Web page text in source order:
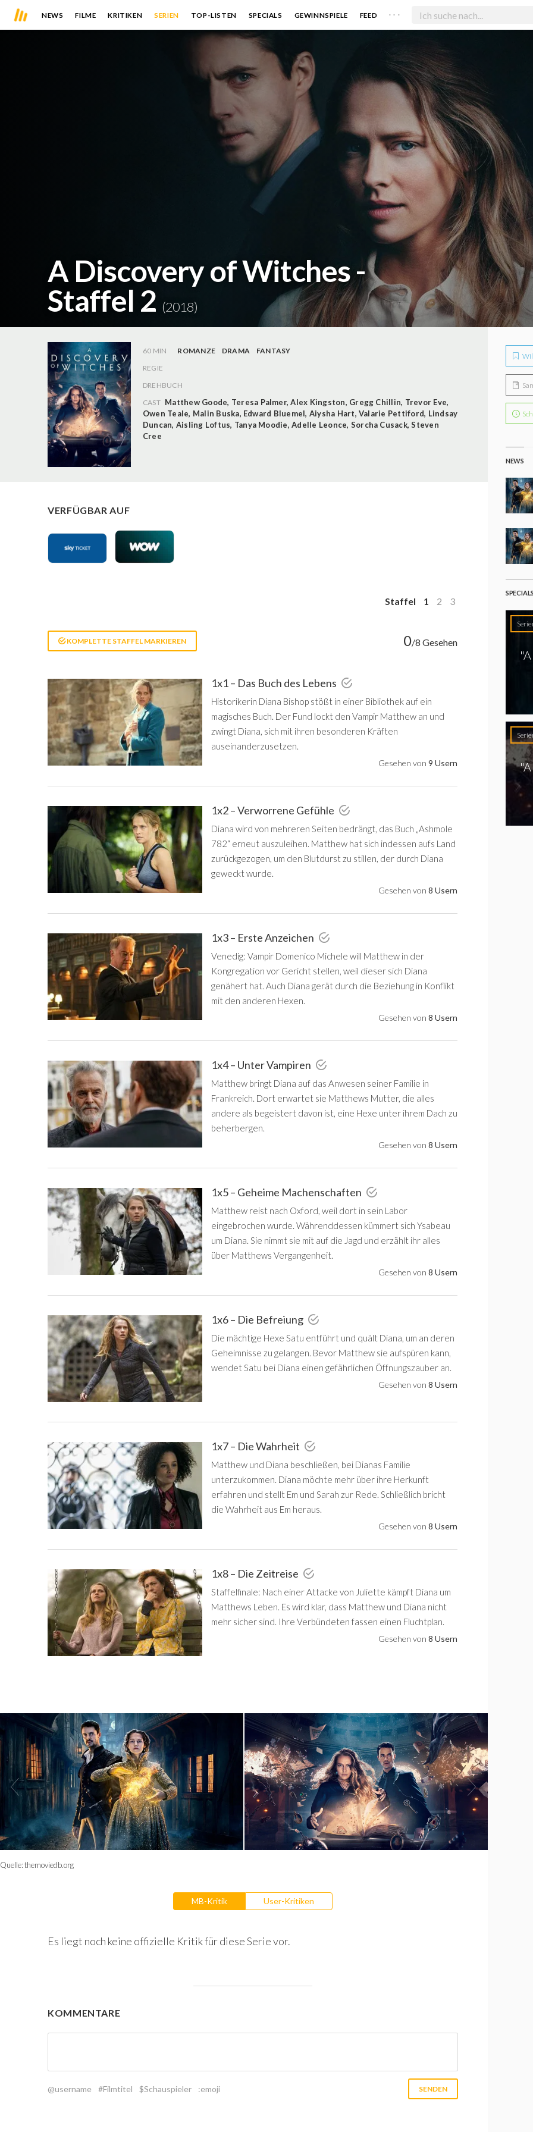
NEWS FILME KRITIKEN SERIEN TOP-LISTEN SPECIALS GEWINNSPIELE FEED . . .
A Discovery of Witches -
Staffel 2 (2018)
60 MIN ROMANZE DRAMA
FANTASY
REGIE
DREHBUCH
CAST Matthew Goode, Teresa Palmer,Alex Kingston, Gregg Chillin, Trevor Eve,
Owen Teale, Malin Buska, Edward Bluemel, Aiysha Hart, Valarie Pettiford, Lindsay
Duncan, Aisling Loftus, Tanya Moodie,Adelle Leonce, Sorcha Cusack,Steven
Cree
VERFÜGBAR AUF
Staffel 1 2 3
KOMPLETTE STAFFEL MARKIEREN 0/8 Gesehen
1x1 – Das Buch des Lebens
Historikerin Diana Bishop stößt in einer Bibliothek auf ein
magisches Buch. Der Fund lockt den Vampir Matthew an und
zwingt Diana, sich mit ihren besonderen Kräften
auseinanderzusetzen.
Gesehen von 9 Usern
1x2 – Verworrene Gefühle
Diana wird von mehreren Seiten bedrängt, das Buch „Ashmole
782“ erneut auszuleihen. Matthew hat sich indessen aufs Land
zurückgezogen, um den Blutdurst zu stillen, der durch Diana
geweckt wurde.
Gesehen von 8 Usern
1x3 – Erste Anzeichen
Venedig: Vampir Domenico Michele will Matthew in der
Kongregation vor Gericht stellen, weil dieser sich Diana
genähert hat. Auch Diana gerät durch die Beziehung in Konflikt
mit den anderen Hexen.
Gesehen von 8 Usern
1x4 – Unter Vampiren
Matthew bringt Diana auf das Anwesen seiner Familie in
Frankreich. Dort erwartet sie Matthews Mutter, die alles
andere als begeistert davon ist, eine Hexe unter ihrem Dach zu
beherbergen.
Gesehen von 8 Usern
1x5 – Geheime Machenschaften
Matthew reist nach Oxford, weil dort in sein Labor
eingebrochen wurde. Währenddessen kümmert sich Ysabeau
um Diana. Sie nimmt sie mit auf die Jagd und erzählt ihr alles
über Matthews Vergangenheit.
Gesehen von 8 Usern
1x6 – Die Befreiung
Die mächtige Hexe Satu entführt und quält Diana, um an deren
Geheimnisse zu gelangen. Bevor Matthew sie aufspüren kann,
wendet Satu bei Diana einen gefährlichen Öffnungszauber an.
Gesehen von 8 Usern
1x7 – Die Wahrheit
Matthew und Diana beschließen, bei Dianas Familie
unterzukommen. Diana möchte mehr über ihre Herkunft
erfahren und stellt Em und Sarah zur Rede. Schließlich bricht
die Wahrheit aus Em heraus.
Gesehen von 8 Usern
1x8 – Die Zeitreise
Staffelfinale: Nach einer Attacke von Juliette kämpft Diana um
Matthews Leben. Es wird klar, dass Matthew und Diana nicht
mehr sicher sind. Ihre Verbündeten fassen einen Fluchtplan.
Gesehen von 8 Usern
Quelle:themoviedb.org
MB-Kritik User-Kritiken
Es liegt noch keine offizielle Kritik für diese Serie vor.
KOMMENTARE
@username #Filmtitel $Schauspieler :emoji
NEWS